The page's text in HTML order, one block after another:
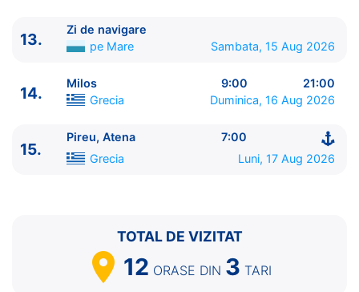
13.
Zi de navigare
pe Mare
Sambata, 15 Aug 2026
14.
Milos 9:00
21:00
Grecia
Duminica, 16 Aug 2026
15.
Pireu, Atena
7:00
Grecia
Luni, 17 Aug 2026
TOTAL DE VIZITAT
12 ORASE DIN 3 TARI